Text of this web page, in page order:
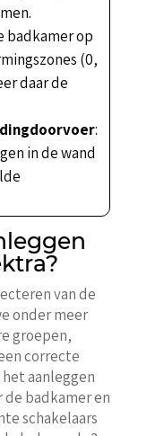
badkamer op
(0,
daar de
:
in de wand
van de
onder meer
groepen,
correcte
aanleggen
de badkamer en
schakelaars